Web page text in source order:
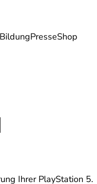
BildungPresseShop
Verträge
Ihrer PlayStation 5.